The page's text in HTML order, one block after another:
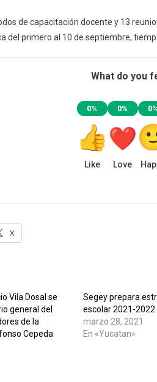
de capacitación docente y 13
del primero al 10 de septiembre,
What do you
0%
Like
0%
Love
0%
X
Vila Dosal se
general del
de la
Cepeda
Segey prepara
escolar 2021-2022
marzo 28, 2021
En «Yucatan»